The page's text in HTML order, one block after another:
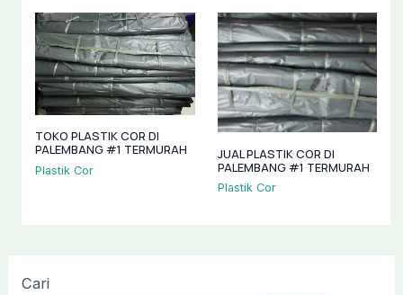
TOKO PLASTIK COR DI
PALEMBANG #1 TERMURAH
Plastik Cor
JUAL PLASTIK COR DI
PALEMBANG #1 TERMURAH
Plastik Cor
Cari